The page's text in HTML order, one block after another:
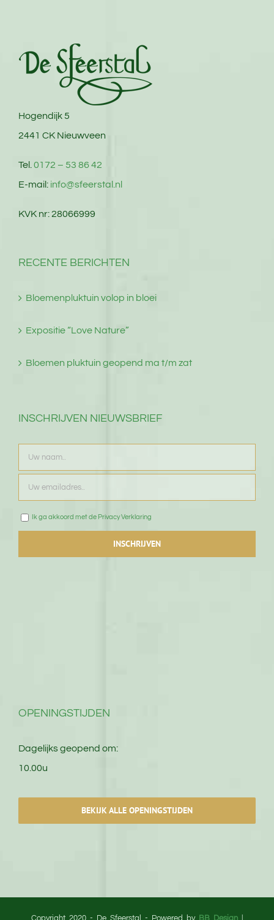
Hogendijk 5
2441 CK Nieuwveen
Tel. 0172 – 53 86 42
E-mail: info@sfeerstal.nl
KVK nr: 28066999
RECENTE BERICHTEN
Bloemenpluktuin volop in bloei
Expositie “Love Nature”
Bloemen pluktuin geopend ma t/m zat
INSCHRIJVEN NIEUWSBRIEF
Ik ga akkoord met de Privacy Verklaring
OPENINGSTIJDEN
Dagelijks geopend om:
10.00u
BEKIJK ALLE OPENINGSTIJDEN
Copyright 2020 - De Sfeerstal - Powered by BB Design